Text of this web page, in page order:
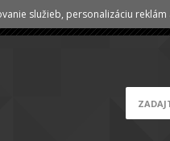
služieb, personalizáciu